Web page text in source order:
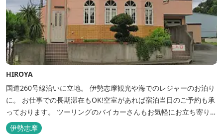
HIROYA
国道260号線沿いに立地。 伊勢志摩観光や海でのレジャーのお泊り
に。 お仕事での長期滞在もOK!空室があれば宿泊当日のご予約も承
っております。 ツーリングのバイカーさんもお気軽にお立ち寄りく
ださい。
伊勢志摩